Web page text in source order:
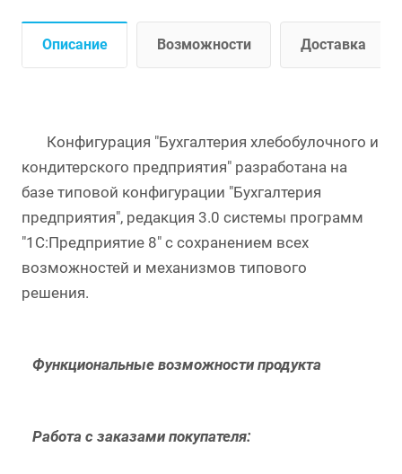
Описание Возможности Доставка
Конфигурация "Бухгалтерия хлебобулочного и
кондитерского предприятия" разработана на
базе типовой конфигурации "Бухгалтерия
предприятия", редакция 3.0 системы программ
"1С:Предприятие 8" с сохранением всех
возможностей и механизмов типового
решения.
Функциональные возможности продукта
Работа с заказами покупателя: